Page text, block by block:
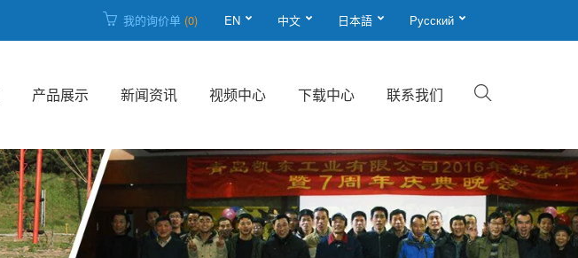
我的询价单 (0) EN 中文 日本語 Русский
产品展示 新闻资讯 视频中心 下载中心 联系我们